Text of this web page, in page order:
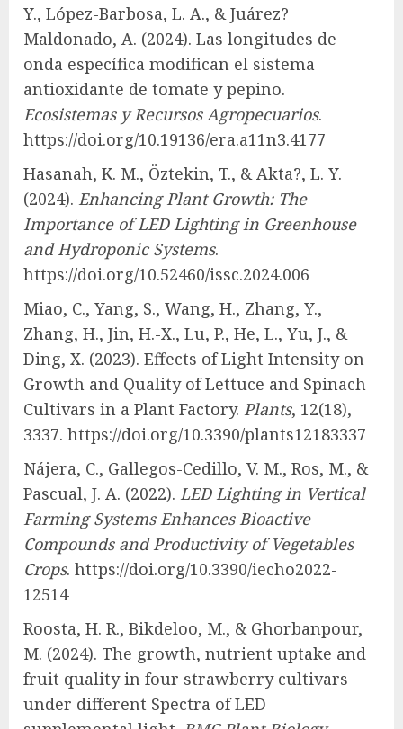
Y., López-Barbosa, L. A., & Juárez?
Maldonado, A. (2024). Las longitudes de
onda específica modifican el sistema
antioxidante de tomate y pepino.
Ecosistemas y Recursos Agropecuarios.
https://doi.org/10.19136/era.a11n3.4177
Hasanah, K. M., Öztekin, T., & Akta?, L. Y.
(2024). Enhancing Plant Growth: The
Importance of LED Lighting in Greenhouse
and Hydroponic Systems.
https://doi.org/10.52460/issc.2024.006
Miao, C., Yang, S., Wang, H., Zhang, Y.,
Zhang, H., Jin, H.-X., Lu, P., He, L., Yu, J., &
Ding, X. (2023). Effects of Light Intensity on
Growth and Quality of Lettuce and Spinach
Cultivars in a Plant Factory. Plants, 12(18),
3337. https://doi.org/10.3390/plants12183337
Nájera, C., Gallegos-Cedillo, V. M., Ros, M., &
Pascual, J. A. (2022). LED Lighting in Vertical
Farming Systems Enhances Bioactive
Compounds and Productivity of Vegetables
Crops. https://doi.org/10.3390/iecho2022-
12514
Roosta, H. R., Bikdeloo, M., & Ghorbanpour,
M. (2024). The growth, nutrient uptake and
fruit quality in four strawberry cultivars
under different Spectra of LED